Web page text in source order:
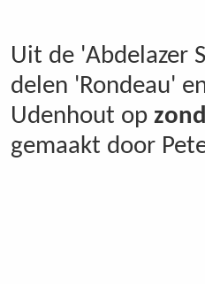
Uit de 'Abdelazer
delen 'Rondeau'
Udenhout op
gemaakt door